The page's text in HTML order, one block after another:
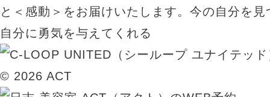
と＜感動＞をお届けいたします。今の自分を
自分に勇気を与えてくれる
© 2026 ACT